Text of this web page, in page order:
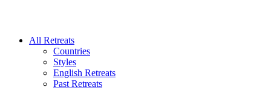
All Retreats
Countries
Styles
English Retreats
Past Retreats